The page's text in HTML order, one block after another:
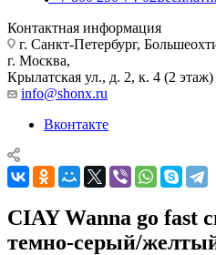
Контактная информация
г. Санкт-Петербург,
г. Москва,
Крылатская ул., д. 2, к. 4 (2 этаж)
info@shonx.ru
Вконтакте
CIAY Wanna go fast
темно-серый/